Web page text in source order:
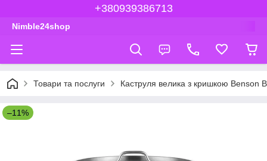
+380939386713
Nimble24shop
Товари та послуги Каструля велика з кришкою Benson
–11%